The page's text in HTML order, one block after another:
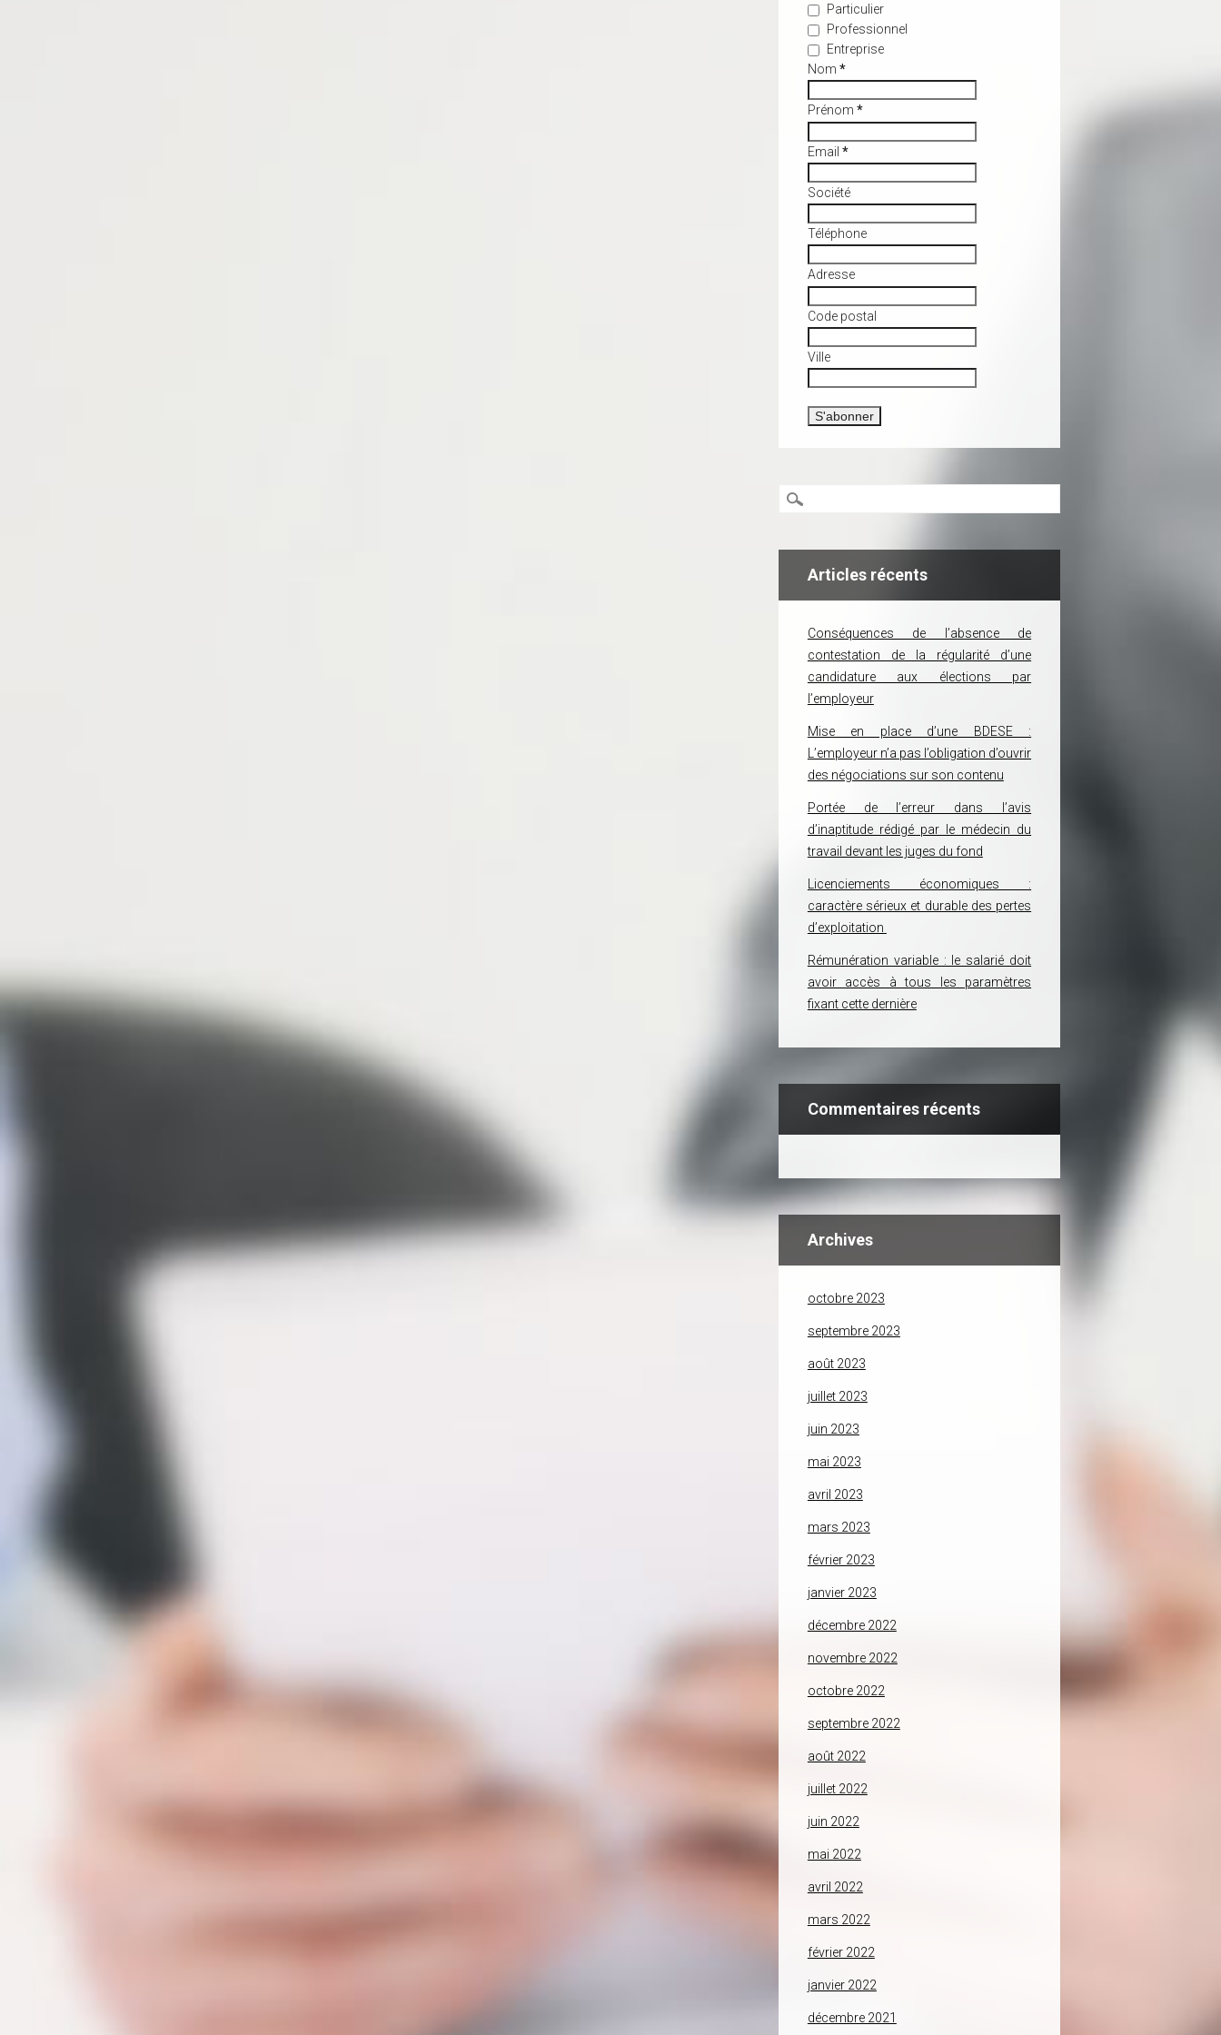
Particulier
Professionnel
Entreprise
Nom *
Prénom *
Email *
Société
Téléphone
Adresse
Code postal
Ville
Articles récents
Conséquences de l’absence de
contestation de la régularité d’une
candidature aux élections par
l’employeur
Mise en place d’une BDESE :
L’employeur n’a pas l’obligation d’ouvrir
des négociations sur son contenu
Portée de l’erreur dans l’avis
d’inaptitude rédigé par le médecin du
travail devant les juges du fond
Licenciements économiques :
caractère sérieux et durable des pertes
d’exploitation
Rémunération variable : le salarié doit
avoir accès à tous les paramètres
fixant cette dernière
Commentaires récents
Archives
octobre 2023
septembre 2023
août 2023
juillet 2023
juin 2023
mai 2023
avril 2023
mars 2023
février 2023
janvier 2023
décembre 2022
novembre 2022
octobre 2022
septembre 2022
août 2022
juillet 2022
juin 2022
mai 2022
avril 2022
mars 2022
février 2022
janvier 2022
décembre 2021